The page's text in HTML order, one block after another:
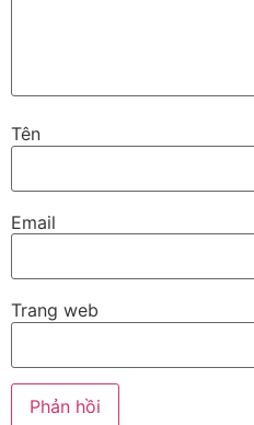
Tên
Email
Trang web